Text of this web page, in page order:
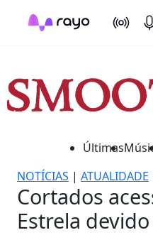
On Air
Últimas
NOTÍCIAS | ATUALIDADE
Cortados
Estrela